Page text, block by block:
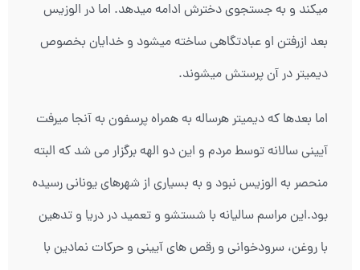
میکند و به جستجوی دخترش ادامه میدهد. اما در الوزیس
بعد ازرفتن او عبادتگاهی ساخته میشود و خدایان بخصوص
دیمیتر در آن پرستش میشوند.
اما بعدها که دیمیتر هرساله به همراه پرسفون به آنجا میرفت
آیینی سالانه توسط مردم و این دو الهه برگزار می شد که البته
منحصر به الوزیس نبود و به بسیاری از شهرهای یونانی رسیده
بود.این مراسم سالیانه با شستشو و تعمید در دریا و تدهین
با روغن، سرودخوانی و رقص های آیینی و حرکات نمادین با